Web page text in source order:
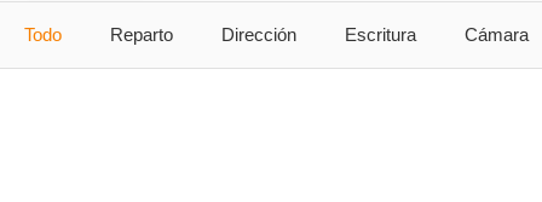
Todo Reparto Dirección Escritura Cámara